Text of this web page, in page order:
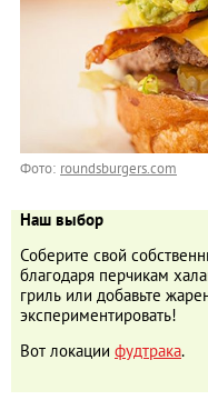
Фото: roundsburgers.com
Наш выбор
Соберите свой
благодаря перчикам
гриль или добавьте
экспериментировать!
Вот локации фудтрака.